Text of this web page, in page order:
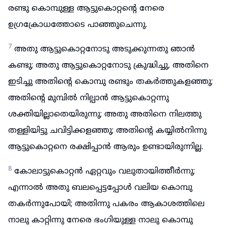
രണ്ടു കൊമ്പുള്ള ആട്ടുകൊറ്റന്റെ നേരെ
ഉഗ്രക്രോധത്തോടെ പാഞ്ഞുചെന്നു.
7 അതു ആട്ടുകൊറ്റനോടു അടുക്കുന്നതു ഞാൻ
കണ്ടു; അതു ആട്ടുകൊറ്റനോടു ക്രുദ്ധിച്ചു, അതിനെ
ഇടിച്ചു അതിന്റെ കൊമ്പു രണ്ടും തകർത്തുകളഞ്ഞു;
അതിന്റെ മുമ്പിൽ നില്പാൻ ആട്ടുകൊറ്റന്നു
ശക്തിയില്ലാതെയിരുന്നു; അതു അതിനെ നിലത്തു
തള്ളിയിട്ടു ചവിട്ടിക്കളഞ്ഞു; അതിന്റെ കയ്യിൽനിന്നു
ആട്ടുകൊറ്റനെ രക്ഷിപ്പാൻ ആരും ഉണ്ടായിരുന്നില്ല.
8 കോലാട്ടുകൊറ്റൻ ഏറ്റവും വലുതായിത്തീർന്നു;
എന്നാൽ അതു ബലപ്പെട്ടപ്പോൾ വലിയ കൊമ്പു
തകർന്നുപോയി; അതിന്നു പകരം ആകാശത്തിലെ
നാലു കാറ്റിന്നു നേരെ ഭംഗിയുള്ള നാലു കൊമ്പു